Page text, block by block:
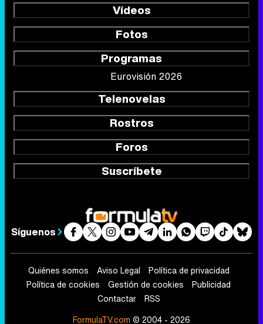
Vídeos
Fotos
Programas
Eurovisión 2026
Telenovelas
Rostros
Foros
Suscríbete
Síguenos
Quiénes somos Aviso Legal
Política de privacidad
Política de cookies
Gestión de cookies
Publicidad
Contactar
RSS
FormulaTV.com © 2004 - 2026